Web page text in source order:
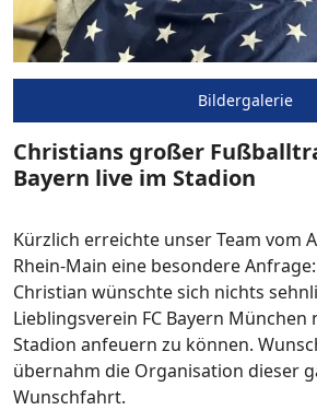
Bildergalerie
Christians großer
Bayern live im Stadion
Kürzlich erreichte unser Team vom
Rhein-Main eine besondere
Christian wünschte sich nichts
Lieblingsverein FC Bayern München
Stadion anfeuern zu können.
übernahm die Organisation dieser
Wunschfahrt.